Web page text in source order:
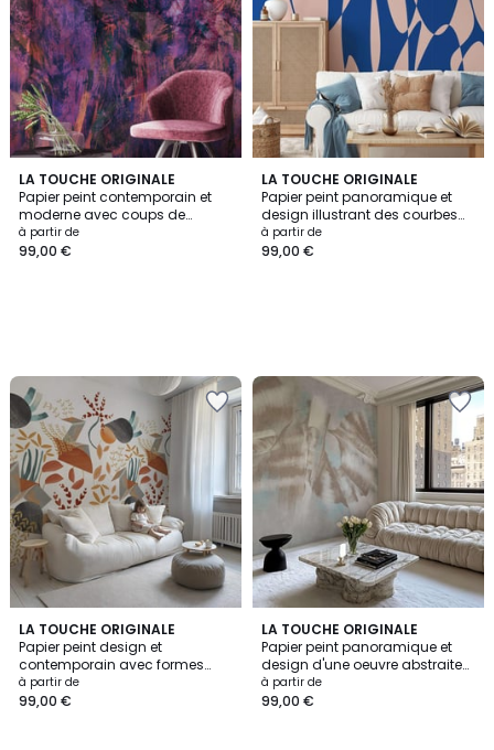
LA TOUCHE ORIGINALE
Papier peint contemporain et
moderne avec coups de
pinceaux violets - 425x260 cm
(l x h)
à partir de
99,00 €
LA TOUCHE ORIGINALE
Papier peint panoramique et
design illustrant des courbes
bleus - 255x260 cm (l x h)
à partir de
99,00 €
LA TOUCHE ORIGINALE
Papier peint design et
contemporain avec formes
géométriques et plantes
grimpantes - 425x260 cm (l x
à partir de
99,00 €
LA TOUCHE ORIGINALE
Papier peint panoramique et
design d'une oeuvre abstraite
en mouvement - 340x260 cm (l
x h)
à partir de
99,00 €
3
Couleurs